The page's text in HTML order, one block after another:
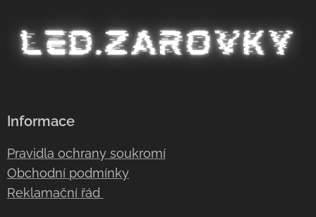
Informace
Pravidla ochrany soukromí
Obchodní podmínky
Reklamační řád